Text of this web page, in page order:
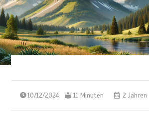
10/12/2024 11 Minuten 2 Jahren